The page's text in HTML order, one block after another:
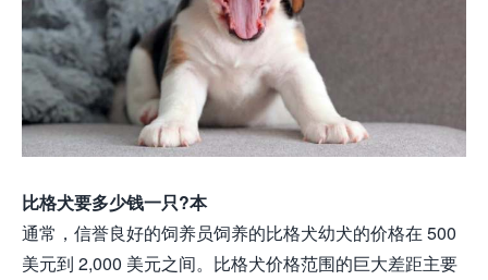
比格犬要多少钱一只?本
通常，信誉良好的饲养员饲养的比格犬幼犬的价格在 500
美元到 2,000 美元之间。比格犬价格范围的巨大差距主要